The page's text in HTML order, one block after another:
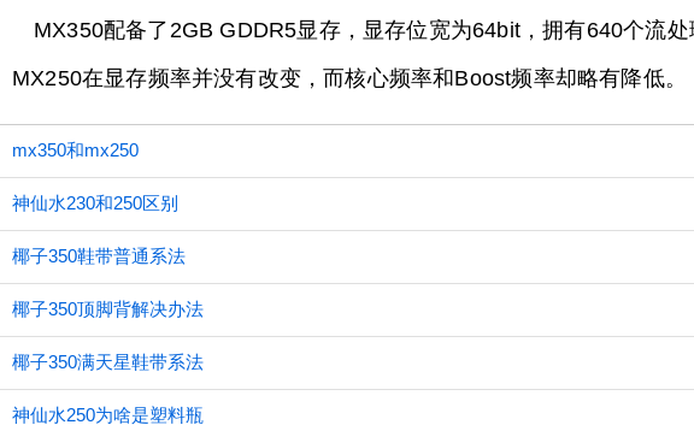
MX350配备了2GB GDDR5显存，显存位宽为64bit，拥有640个流
MX250在显存频率并没有改变，而核心频率和Boost频率却略有降低。
mx350和mx250
神仙水230和250区别
椰子350鞋带普通系法
椰子350顶脚背解决办法
椰子350满天星鞋带系法
神仙水250为啥是塑料瓶